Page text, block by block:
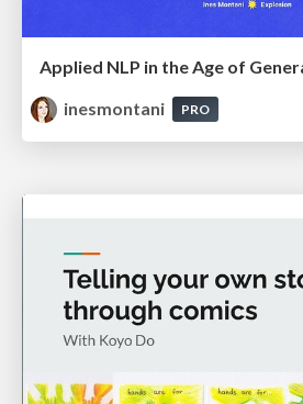
Applied NLP in the Age of
inesmontani
PRO